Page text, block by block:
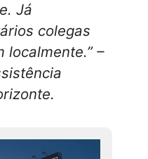
Já
colegas
localmente.” –